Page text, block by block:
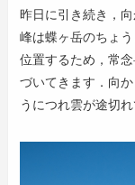
昨日に引き続き，
峰は蝶ヶ岳のちょ
位置するため，常
づいてきます．向
うにつれ雲が途切れ